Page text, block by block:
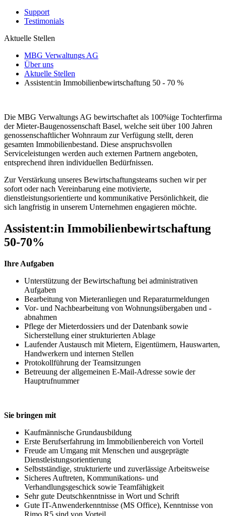
Support
Testimonials
Aktuelle Stellen
MBG Verwaltungs AG
Über uns
Aktuelle Stellen
Assistent:in Immobilienbewirtschaftung 50 - 70 %
Die MBG Verwaltungs AG bewirtschaftet als 100%ige Tochterfirma
der Mieter-Baugenossenschaft Basel, welche seit über 100 Jahren
genossenschaftlicher Wohnraum zur Verfügung stellt, deren
gesamten Immobilienbestand. Diese anspruchsvollen
Serviceleistungen werden auch externen Partnern angeboten,
entsprechend ihren individuellen Bedürfnissen.
Zur Verstärkung unseres Bewirtschaftungsteams suchen wir per
sofort oder nach Vereinbarung eine motivierte,
dienstleistungsorientierte und kommunikative Persönlichkeit, die
sich langfristig in unserem Unternehmen engagieren möchte.
Assistent:in Immobilienbewirtschaftung
50-70%
Ihre Aufgaben
Unterstützung der Bewirtschaftung bei administrativen
Aufgaben
Bearbeitung von Mieteranliegen und Reparaturmeldungen
Vor- und Nachbearbeitung von Wohnungsübergaben und -
abnahmen
Pflege der Mieterdossiers und der Datenbank sowie
Sicherstellung einer strukturierten Ablage
Laufender Austausch mit Mietern, Eigentümern, Hauswarten,
Handwerkern und internen Stellen
Protokollführung der Teamsitzungen
Betreuung der allgemeinen E-Mail-Adresse sowie der
Hauptrufnummer
Sie bringen mit
Kaufmännische Grundausbildung
Erste Berufserfahrung im Immobilienbereich von Vorteil
Freude am Umgang mit Menschen und ausgeprägte
Dienstleistungsorientierung
Selbstständige, strukturierte und zuverlässige Arbeitsweise
Sicheres Auftreten, Kommunikations- und
Verhandlungsgeschick sowie Teamfähigkeit
Sehr gute Deutschkenntnisse in Wort und Schrift
Gute IT-Anwenderkenntnisse (MS Office), Kenntnisse von
Rimo R5 sind von Vorteil